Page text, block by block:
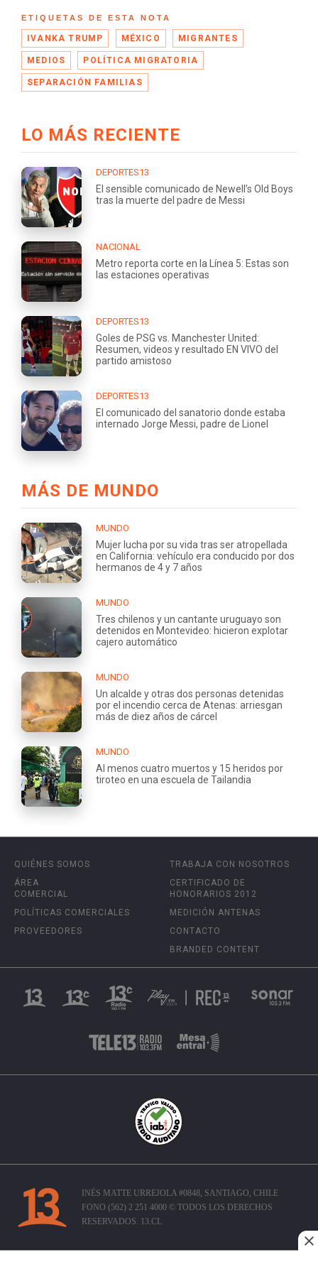
ETIQUETAS DE ESTA NOTA
IVANKA TRUMP MÉXICO MIGRANTES
MEDIOS POLÍTICA MIGRATORIA
SEPARACIÓN FAMILIAS
LO MÁS RECIENTE
DEPORTES13
El sensible comunicado de Newell’s Old Boys
tras la muerte del padre de Messi
NACIONAL
Metro reporta corte en la Línea 5: Estas son
las estaciones operativas
DEPORTES13
Goles de PSG vs. Manchester United:
Resumen, videos y resultado EN VIVO del
partido amistoso
DEPORTES13
El comunicado del sanatorio donde estaba
internado Jorge Messi, padre de Lionel
MÁS DE MUNDO
MUNDO
Mujer lucha por su vida tras ser atropellada
en California: vehículo era conducido por dos
hermanos de 4 y 7 años
MUNDO
Tres chilenos y un cantante uruguayo son
detenidos en Montevideo: hicieron explotar
cajero automático
MUNDO
Un alcalde y otras dos personas detenidas
por el incendio cerca de Atenas: arriesgan
más de diez años de cárcel
MUNDO
Al menos cuatro muertos y 15 heridos por
tiroteo en una escuela de Tailandia
QUIÉNES SOMOS
ÁREA
COMERCIAL
POLÍTICAS COMERCIALES
PROVEEDORES
TRABAJA CON NOSOTROS
CERTIFICADO DE
HONORARIOS 2012
MEDICIÓN ANTENAS
CONTACTO
BRANDED CONTENT
INÉS MATTE URREJOLA #0848, SANTIAGO, CHILE
FONO (562) 2 251 4000 © TODOS LOS DERECHOS
RESERVADOS. 13.CL